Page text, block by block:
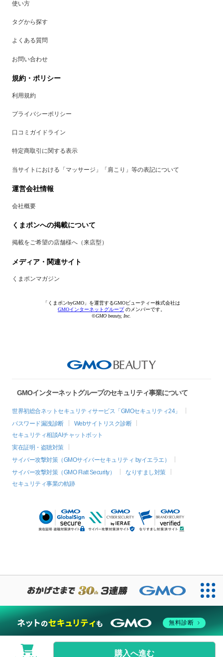
購入へ進む
使い方
タグから探す
よくある質問
お問い合わせ
規約・ポリシー
利用規約
プライバシーポリシー
口コミガイドライン
特定商取引に関する表示
当サイトにおける「マッサージ」「肩こり」等の表記について
運営会社情報
会社概要
くまポンへの掲載について
掲載をご希望の店舗様へ（来店型）
メディア・関連サイト
くまポンマガジン
「くまポンbyGMO」を運営するGMOビューティー株式会社は
GMOインターネットグループのメンバーです。
©GMO beauty, Inc.
GMOインターネットグループのセキュリティ事業について
世界初総合ネットセキュリティサービス「GMOセキュリティ24」
パスワード漏洩診断
Webサイトリスク診断
セキュリティ相談AIチャットボット
実在証明・盗聴対策
サイバー攻撃対策（GMOサイバーセキュリティ byイエラエ）
サイバー攻撃対策（GMO Flatt Security）
なりすまし対策
セキュリティ事業の軌跡
無料診断